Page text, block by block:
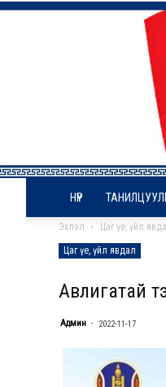
НҮҮР
Эхлэл Цаг үе, үйл
Цаг үе, үйл явдал
Авлигатай
Админ - 2022-11-17